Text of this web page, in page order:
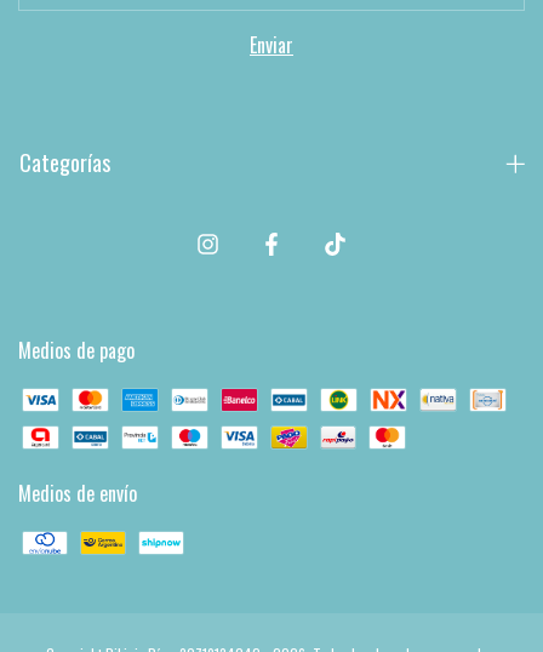
Categorías
Medios de pago
Medios de envío